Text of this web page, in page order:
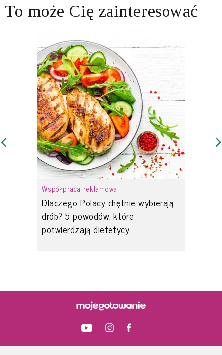
To może Cię zainteresować
Współpraca reklamowa
Dlaczego Polacy chętnie wybierają
drób? 5 powodów, które
potwierdzają dietetycy